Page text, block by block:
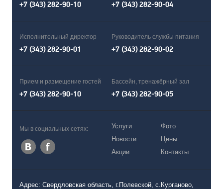
+7 (343) 282-90-10 +7 (343) 282-90-04
Исполнительный директор
+7 (343) 282-90-01
Руководитель службы питания
+7 (343) 282-90-02
Прием и размещение гостей
+7 (343) 282-90-10
Бассейн, тренажёрный зал
+7 (343) 282-90-05
Мы в социальных сетях:
Услуги
Новости
Акции
Фото
Цены
Контакты
Адрес: Свердловская область, г.Полевской, с.Курганово,